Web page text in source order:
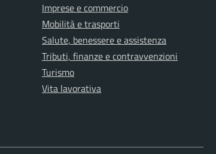
Imprese e commercio
Mobilità e trasporti
Salute, benessere e assistenza
Tributi, finanze e contravvenzioni
Turismo
Vita lavorativa